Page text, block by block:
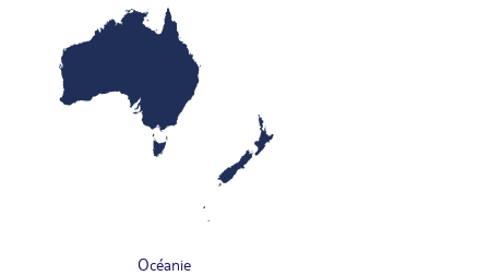
Océanie